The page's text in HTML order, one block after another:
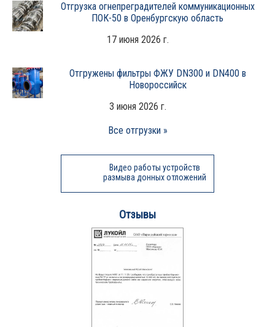
Отгрузка огнепреградителей коммуникационных
ПОК-50 в Оренбургскую область
17 июня 2026 г.
Отгружены фильтры ФЖУ DN300 и DN400 в
Новороссийск
3 июня 2026 г.
Все отгрузки »
Видео работы устройств
размыва донных отложений
Отзывы